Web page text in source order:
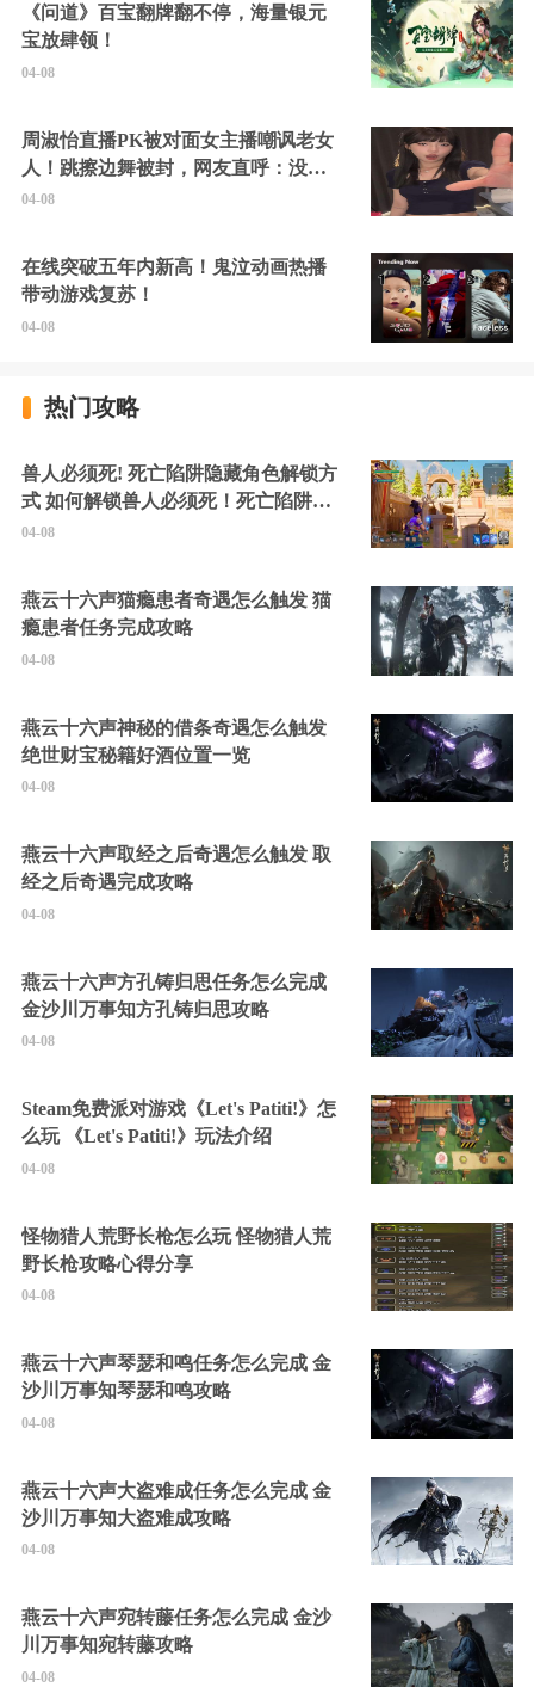
《问道》百宝翻牌翻不停，海量银元
宝放肆领！
04-08
周淑怡直播PK被对面女主播嘲讽老女
人！跳擦边舞被封，网友直呼：没边
硬擦封的好！
04-08
在线突破五年内新高！鬼泣动画热播
带动游戏复苏！
04-08
热门攻略
兽人必须死! 死亡陷阱隐藏角色解锁方
式 如何解锁兽人必须死！死亡陷阱中
的隐藏角色
04-08
燕云十六声猫瘾患者奇遇怎么触发 猫
瘾患者任务完成攻略
04-08
燕云十六声神秘的借条奇遇怎么触发
绝世财宝秘籍好酒位置一览
04-08
燕云十六声取经之后奇遇怎么触发 取
经之后奇遇完成攻略
04-08
燕云十六声方孔铸归思任务怎么完成
金沙川万事知方孔铸归思攻略
04-08
Steam免费派对游戏《Let's Patiti!》怎
么玩 《Let's Patiti!》玩法介绍
04-08
怪物猎人荒野长枪怎么玩 怪物猎人荒
野长枪攻略心得分享
04-08
燕云十六声琴瑟和鸣任务怎么完成 金
沙川万事知琴瑟和鸣攻略
04-08
燕云十六声大盗难成任务怎么完成 金
沙川万事知大盗难成攻略
04-08
燕云十六声宛转藤任务怎么完成 金沙
川万事知宛转藤攻略
04-08